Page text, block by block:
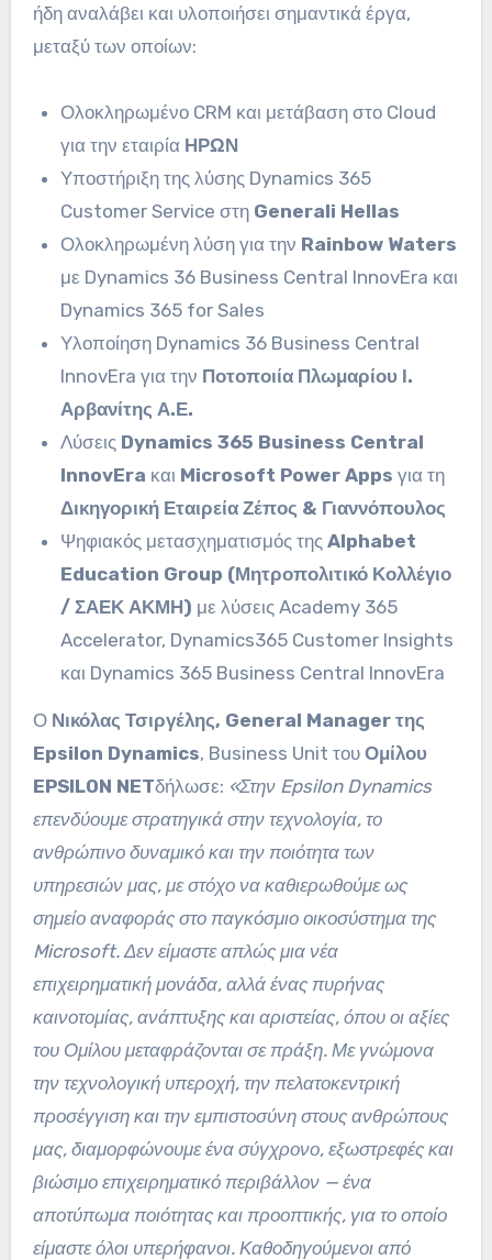
ήδη αναλάβει και υλοποιήσει σημαντικά έργα,
μεταξύ των οποίων:
Ολοκληρωμένο CRM και μετάβαση στο Cloud
για την εταιρία ΗΡΩΝ
Υποστήριξη της λύσης Dynamics 365
Customer Service στη Generali Hellas
Ολοκληρωμένη λύση για την Rainbow Waters
με Dynamics 36 Business Central InnovEra και
Dynamics 365 for Sales
Υλοποίηση Dynamics 36 Business Central
InnovEra για την Ποτοποιία Πλωμαρίου Ι.
Αρβανίτης Α.Ε.
Λύσεις Dynamics 365 Business Central
InnovEra και Microsoft Power Apps για τη
Δικηγορική Εταιρεία Ζέπος & Γιαννόπουλος
Ψηφιακός μετασχηματισμός τηςAlphabet
Education Group (Μητροπολιτικό Κολλέγιο
/ ΣΑΕΚ ΑΚΜΗ) με λύσεις Academy 365
Accelerator, Dynamics365 Customer Insights
και Dynamics 365 Business Central InnovEra
Ο Νικόλας Τσιργέλης, General Manager της
Epsilon Dynamics, Business Unit του Ομίλου
EPSILON NETδήλωσε: «Στην Epsilon Dynamics
επενδύουμε στρατηγικά στην τεχνολογία, το
ανθρώπινο δυναμικό και την ποιότητα των
υπηρεσιών μας, με στόχο να καθιερωθούμε ως
σημείο αναφοράς στο παγκόσμιο οικοσύστημα της
Microsoft. Δεν είμαστε απλώς μια νέα
επιχειρηματική μονάδα, αλλά ένας πυρήνας
καινοτομίας, ανάπτυξης και αριστείας, όπου οι αξίες
του Ομίλου μεταφράζονται σε πράξη. Με γνώμονα
την τεχνολογική υπεροχή, την πελατοκεντρική
προσέγγιση και την εμπιστοσύνη στους ανθρώπους
μας, διαμορφώνουμε ένα σύγχρονο, εξωστρεφές και
βιώσιμο επιχειρηματικό περιβάλλον — ένα
αποτύπωμα ποιότητας και προοπτικής, για το οποίο
είμαστε όλοι υπερήφανοι. Καθοδηγούμενοι από